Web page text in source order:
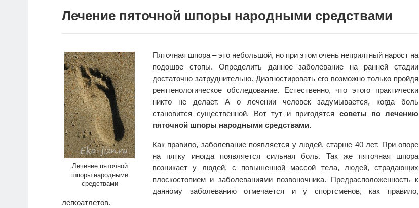
Лечение пяточной шпоры народными средствами
Лечение пяточной
шпоры народными
средствами
Пяточная шпора – это небольшой, но при этом очень неприятный нарост на
подошве стопы. Определить данное заболевание на ранней стадии
достаточно затруднительно. Диагностировать его возможно только пройдя
рентгенологическое обследование. Естественно, что этого практически
никто не делает. А о лечении человек задумывается, когда боль
становится существенной. Вот тут и пригодятся советы по лечению
пяточной шпоры народными средствами.
Как правило, заболевание появляется у людей, старше 40 лет. При опоре
на пятку иногда появляется сильная боль. Так же пяточная шпора
возникает у людей, с повышенной массой тела, людей, страдающих
плоскостопием и заболеваниями позвоночника. Предрасположенность к
данному заболеванию отмечается и у спортсменов, как правило,
легкоатлетов.